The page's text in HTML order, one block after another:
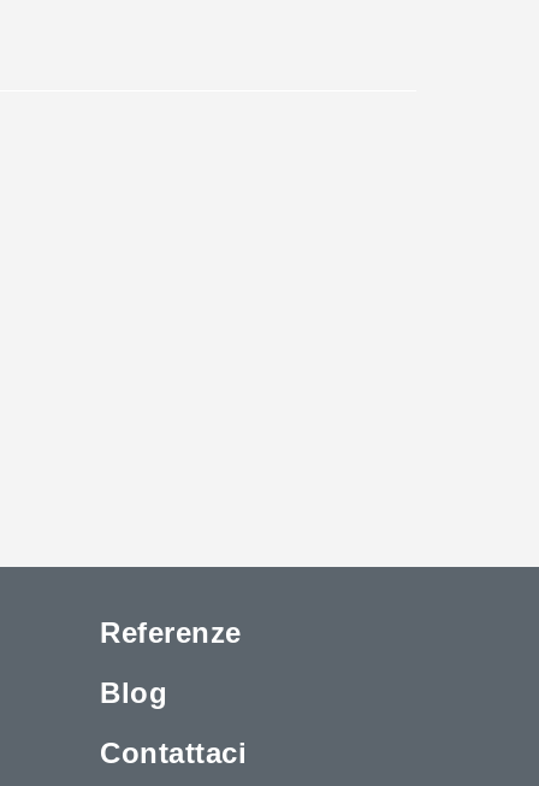
Referenze
Blog
Contattaci